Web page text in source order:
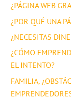
¿PÁGINA WEB
¿POR QUÉ UNA
¿NECESITAS
¿CÓMO
EL INTENTO?
FAMILIA,